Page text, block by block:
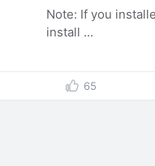
Note: If you
install ...
65